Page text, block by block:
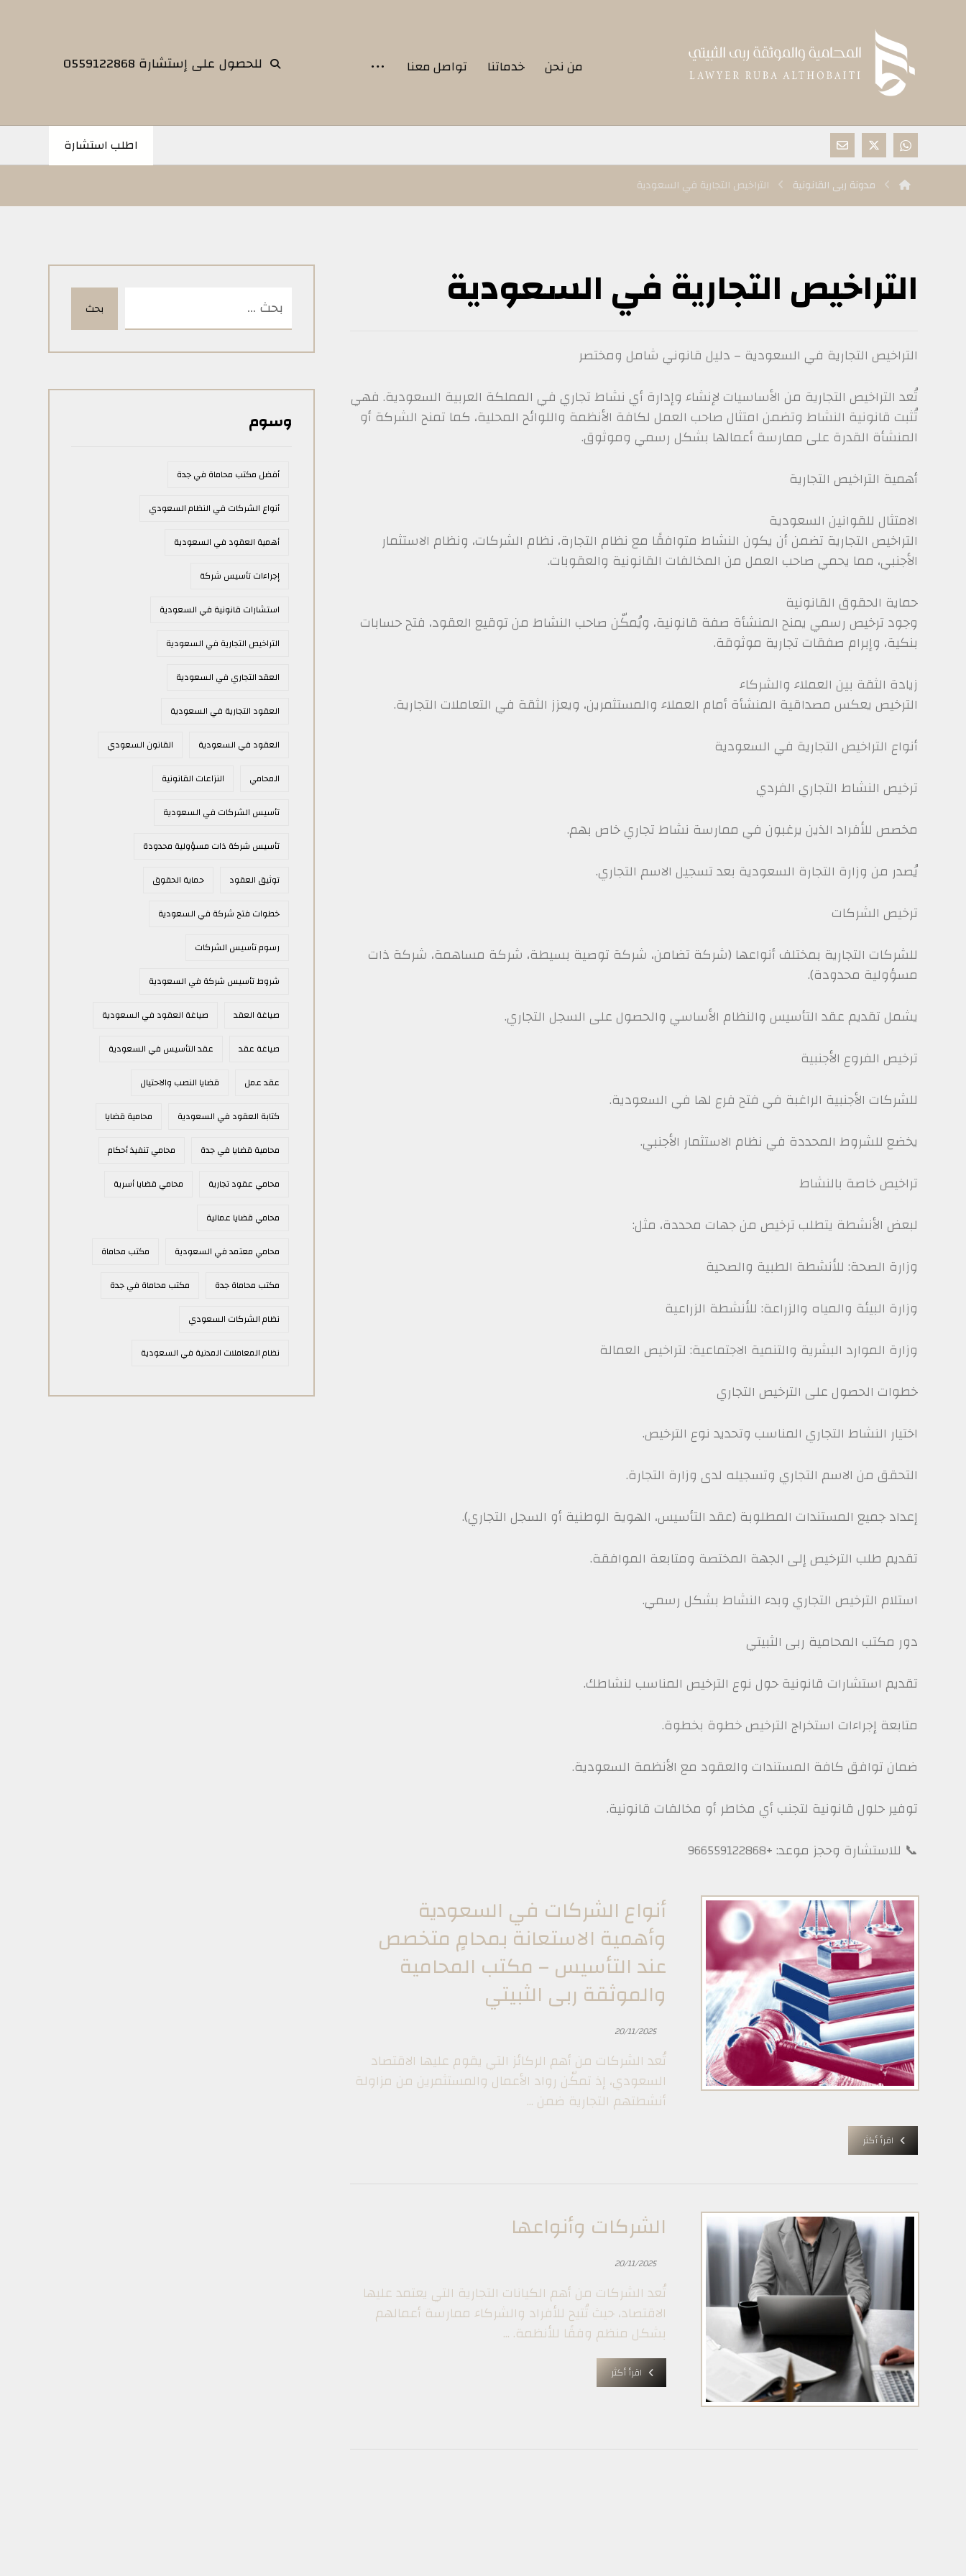
من نحن خدماتنا تواصل معنا للحصول على إستشارة 0559122868
اطلب استشارة
مدونة ربى القانونية التراخيص التجارية في السعودية
التراخيص التجارية في السعودية
التراخيص التجارية في السعودية – دليل قانوني شامل ومختصر
تُعد التراخيص التجارية من الأساسيات لإنشاء وإدارة أي نشاط تجاري في المملكة العربية السعودية. فهي
تُثبت قانونية النشاط وتضمن امتثال صاحب العمل لكافة الأنظمة واللوائح المحلية، كما تمنح الشركة أو
المنشأة القدرة على ممارسة أعمالها بشكل رسمي وموثوق.
أهمية التراخيص التجارية
الامتثال للقوانين السعودية
التراخيص التجارية تضمن أن يكون النشاط متوافقًا مع نظام التجارة، نظام الشركات، ونظام الاستثمار
الأجنبي، مما يحمي صاحب العمل من المخالفات القانونية والعقوبات.
حماية الحقوق القانونية
وجود ترخيص رسمي يمنح المنشأة صفة قانونية، ويُمكّن صاحب النشاط من توقيع العقود، فتح حسابات
بنكية، وإبرام صفقات تجارية موثوقة.
زيادة الثقة بين العملاء والشركاء
الترخيص يعكس مصداقية المنشأة أمام العملاء والمستثمرين، ويعزز الثقة في التعاملات التجارية.
أنواع التراخيص التجارية في السعودية
ترخيص النشاط التجاري الفردي
مخصص للأفراد الذين يرغبون في ممارسة نشاط تجاري خاص بهم.
يُصدر من وزارة التجارة السعودية بعد تسجيل الاسم التجاري.
ترخيص الشركات
للشركات التجارية بمختلف أنواعها (شركة تضامن، شركة توصية بسيطة، شركة مساهمة، شركة ذات
مسؤولية محدودة).
يشمل تقديم عقد التأسيس والنظام الأساسي والحصول على السجل التجاري.
ترخيص الفروع الأجنبية
للشركات الأجنبية الراغبة في فتح فرع لها في السعودية.
يخضع للشروط المحددة في نظام الاستثمار الأجنبي.
تراخيص خاصة بالنشاط
لبعض الأنشطة يتطلب ترخيص من جهات محددة، مثل:
وزارة الصحة: للأنشطة الطبية والصحية
وزارة البيئة والمياه والزراعة: للأنشطة الزراعية
وزارة الموارد البشرية والتنمية الاجتماعية: لتراخيص العمالة
خطوات الحصول على الترخيص التجاري
اختيار النشاط التجاري المناسب وتحديد نوع الترخيص.
التحقق من الاسم التجاري وتسجيله لدى وزارة التجارة.
إعداد جميع المستندات المطلوبة (عقد التأسيس، الهوية الوطنية أو السجل التجاري).
تقديم طلب الترخيص إلى الجهة المختصة ومتابعة الموافقة.
استلام الترخيص التجاري وبدء النشاط بشكل رسمي.
دور مكتب المحامية ربى الثبيتي
تقديم استشارات قانونية حول نوع الترخيص المناسب لنشاطك.
متابعة إجراءات استخراج الترخيص خطوة بخطوة.
ضمان توافق كافة المستندات والعقود مع الأنظمة السعودية.
توفير حلول قانونية لتجنب أي مخاطر أو مخالفات قانونية.
📞 للاستشارة وحجز موعد: +966559122868
أنواع الشركات في السعودية
وأهمية الاستعانة بمحامٍ متخصص
عند التأسيس – مكتب المحامية
والموثقة ربى الثبيتي
20/11/2025
تُعد الشركات من أهم الركائز التي يقوم عليها الاقتصاد
السعودي، إذ تمكّن رواد الأعمال والمستثمرين من مزاولة
أنشطتهم التجارية ضمن ...
اقرأ أكثر
‏الشركات وأنواعها ‏
20/11/2025
تُعد الشركات من أهم الكيانات التجارية التي يعتمد عليها
الاقتصاد، حيث تُتيح للأفراد والشركاء ممارسة أعمالهم
بشكل منظم وفقًا للأنظمة. ...
اقرأ أكثر
بحث
وسوم
أفضل مكتب محاماة في جدة
أنواع الشركات في النظام السعودي
أهمية العقود في السعودية
إجراءات تأسيس شركة
استشارات قانونية في السعودية
التراخيص التجارية في السعودية
العقد التجاري في السعودية
العقود التجارية في السعودية
العقود في السعودية القانون السعودي
المحامي النزاعات القانونية
تأسيس الشركات في السعودية
تأسيس شركة ذات مسؤولية محدودة
توثيق العقود حماية الحقوق
خطوات فتح شركة في السعودية
رسوم تأسيس الشركات
شروط تأسيس شركة في السعودية
صياغة العقد صياغة العقود في السعودية
صياغة عقد عقد التأسيس في السعودية
عقد عمل قضايا النصب والاحتيال
كتابة العقود في السعودية محامية قضايا
محامية قضايا في جدة محامي تنفيذ أحكام
محامي عقود تجارية محامي قضايا أسرية
محامي قضايا عمالية
محامي معتمد في السعودية مكتب محاماة
مكتب محاماة جدة مكتب محاماة في جدة
نظام الشركات السعودي
نظام المعاملات المدنية في السعودية